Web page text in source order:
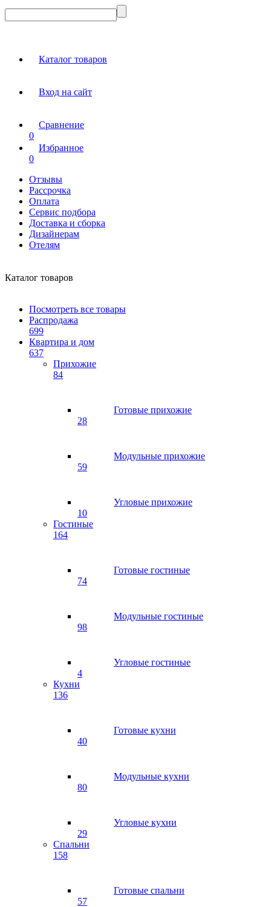
Каталог товаров
Вход на сайт
Сравнение
0
Избранное
0
Отзывы
Рассрочка
Оплата
Сервис подбора
Доставка и сборка
Дизайнерам
Отелям
Каталог товаров
Посмотреть все товары
Распродажа
699
Квартира и дом
637
Прихожие
84
Готовые прихожие
28
Модульные прихожие
59
Угловые прихожие
10
Гостиные
164
Готовые гостиные
74
Модульные гостиные
98
Угловые гостиные
4
Кухни
136
Готовые кухни
40
Модульные кухни
80
Угловые кухни
29
Спальни
158
Готовые спальни
57